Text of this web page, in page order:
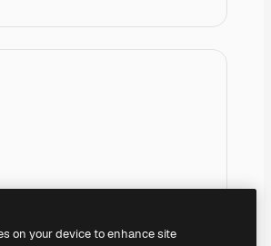
on your device to enhance site